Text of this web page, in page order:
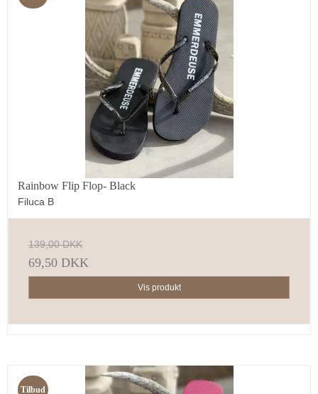
Rainbow Flip Flop- Black
Filuca B
139,00 DKK
69,50 DKK
Vis produkt
Tilbud